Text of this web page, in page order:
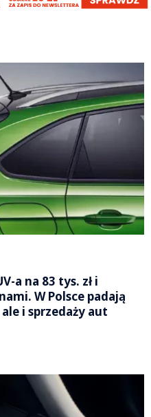
a na 83 tys. zł i
W Polsce padają
i sprzedaży aut